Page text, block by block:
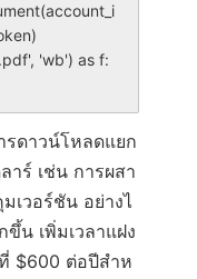
'wb') as f:
รดาวน์โหลดแยก
าร์ เช่น การผสา
เวอร์ชัน อย่างไ
ขึ้น เพิ่มเวลาแฝง
$600 ต่อปีสำห